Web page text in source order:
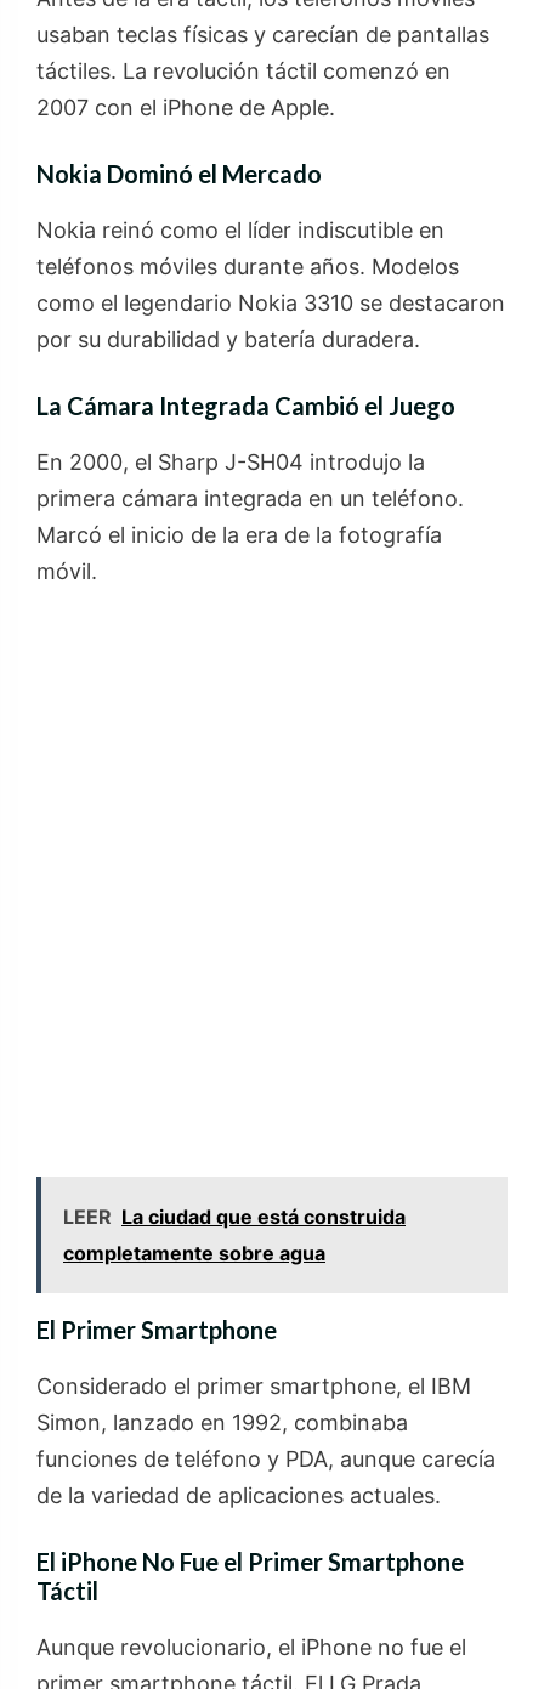
usaban teclas físicas y carecían de pantallas
táctiles. La revolución táctil comenzó en
2007 con el iPhone de Apple.
Nokia Dominó el Mercado
Nokia reinó como el líder indiscutible en
teléfonos móviles durante años. Modelos
como el legendario Nokia 3310 se destacaron
por su durabilidad y batería duradera.
La Cámara Integrada Cambió el Juego
En 2000, el Sharp J-SH04 introdujo la
primera cámara integrada en un teléfono.
Marcó el inicio de la era de la fotografía
móvil.
LEER La ciudad que está construida
completamente sobre agua
El Primer Smartphone
Considerado el primer smartphone, el IBM
Simon, lanzado en 1992, combinaba
funciones de teléfono y PDA, aunque carecía
de la variedad de aplicaciones actuales.
El iPhone No Fue el Primer Smartphone
Táctil
Aunque revolucionario, el iPhone no fue el
primer smartphone táctil. El LG Prada